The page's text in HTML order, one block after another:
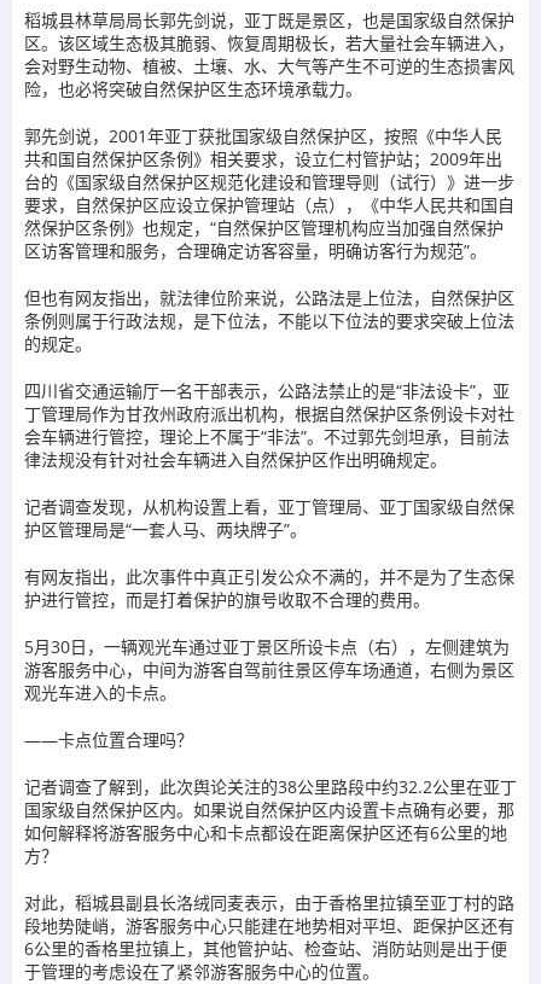
稻城县林草局局长郭先剑说，亚丁既是景区，也是国家级自然保护
区。该区域生态极其脆弱、恢复周期极长，若大量社会车辆进入，
会对野生动物、植被、土壤、水、大气等产生不可逆的生态损害风
险，也必将突破自然保护区生态环境承载力。
郭先剑说，2001年亚丁获批国家级自然保护区，按照《中华人民
共和国自然保护区条例》相关要求，设立仁村管护站；2009年出
台的《国家级自然保护区规范化建设和管理导则（试行）》进一步
要求，自然保护区应设立保护管理站（点），《中华人民共和国自
然保护区条例》也规定，“自然保护区管理机构应当加强自然保护
区访客管理和服务，合理确定访客容量，明确访客行为规范”。
但也有网友指出，就法律位阶来说，公路法是上位法，自然保护区
条例则属于行政法规，是下位法，不能以下位法的要求突破上位法
的规定。
四川省交通运输厅一名干部表示，公路法禁止的是“非法设卡”，亚
丁管理局作为甘孜州政府派出机构，根据自然保护区条例设卡对社
会车辆进行管控，理论上不属于“非法”。不过郭先剑坦承，目前法
律法规没有针对社会车辆进入自然保护区作出明确规定。
记者调查发现，从机构设置上看，亚丁管理局、亚丁国家级自然保
护区管理局是“一套人马、两块牌子”。
有网友指出，此次事件中真正引发公众不满的，并不是为了生态保
护进行管控，而是打着保护的旗号收取不合理的费用。
5月30日，一辆观光车通过亚丁景区所设卡点（右），左侧建筑为
游客服务中心，中间为游客自驾前往景区停车场通道，右侧为景区
观光车进入的卡点。
——卡点位置合理吗？
记者调查了解到，此次舆论关注的38公里路段中约32.2公里在亚丁
国家级自然保护区内。如果说自然保护区内设置卡点确有必要，那
如何解释将游客服务中心和卡点都设在距离保护区还有6公里的地
方？
对此，稻城县副县长洛绒同麦表示，由于香格里拉镇至亚丁村的路
段地势陡峭，游客服务中心只能建在地势相对平坦、距保护区还有
6公里的香格里拉镇上，其他管护站、检查站、消防站则是出于便
于管理的考虑设在了紧邻游客服务中心的位置。